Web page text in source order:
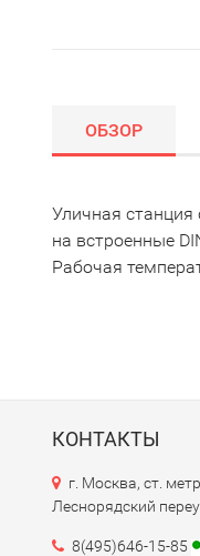
ОБЗОР
Уличная
на встроенные
Рабочая
КОНТАКТЫ
г. Москва, ст.
Леснорядский
8(495)646-15-85